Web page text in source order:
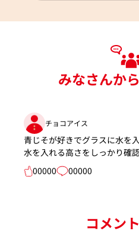
みなさんか
チョコアイス
青じそが好きでグラスに水を
水を入れる高さをしっかり確
00000
00000
コメン